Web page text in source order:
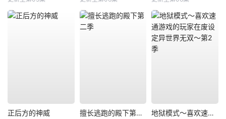
正后方的神威 擅长逃跑的殿下第二季 地狱模式～喜欢速通游戏的玩家在废设定异世界无双～第2季